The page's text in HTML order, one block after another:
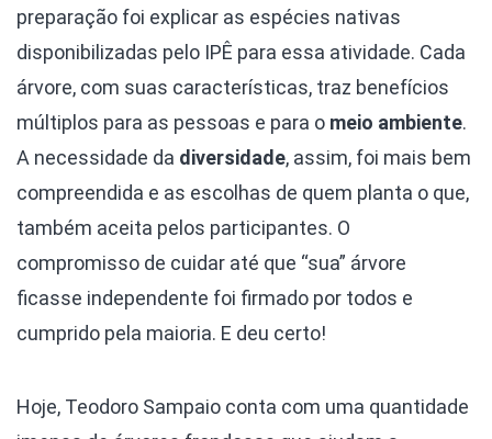
preparação foi explicar as espécies nativas
disponibilizadas pelo IPÊ para essa atividade. Cada
árvore, com suas características, traz benefícios
múltiplos para as pessoas e para o meio ambiente.
A necessidade da diversidade, assim, foi mais bem
compreendida e as escolhas de quem planta o que,
também aceita pelos participantes. O
compromisso de cuidar até que “sua” árvore
ficasse independente foi firmado por todos e
cumprido pela maioria. E deu certo!
Hoje, Teodoro Sampaio conta com uma quantidade